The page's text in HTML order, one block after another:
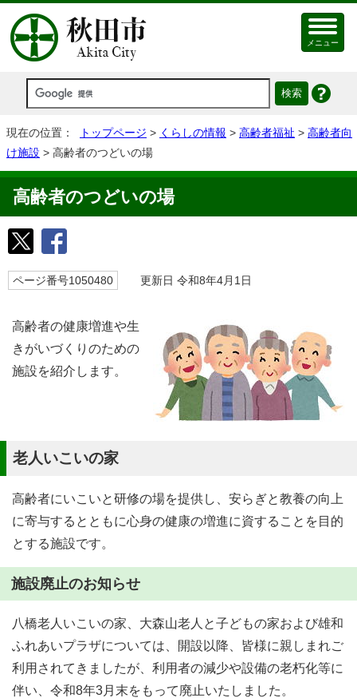
メニュー
現在の位置： トップページ > くらしの情報 > 高齢者福祉 > 高齢者向
け施設 > 高齢者のつどいの場
高齢者のつどいの場
ページ番号1050480 更新日 令和8年4月1日
高齢者の健康増進や生
きがいづくりのための
施設を紹介します。
老人いこいの家
高齢者にいこいと研修の場を提供し、安らぎと教養の向上
に寄与するとともに心身の健康の増進に資することを目的
とする施設です。
施設廃止のお知らせ
八橋老人いこいの家、大森山老人と子どもの家および雄和
ふれあいプラザについては、開設以降、皆様に親しまれご
利用されてきましたが、利用者の減少や設備の老朽化等に
伴い、令和8年3月末をもって廃止いたしました。